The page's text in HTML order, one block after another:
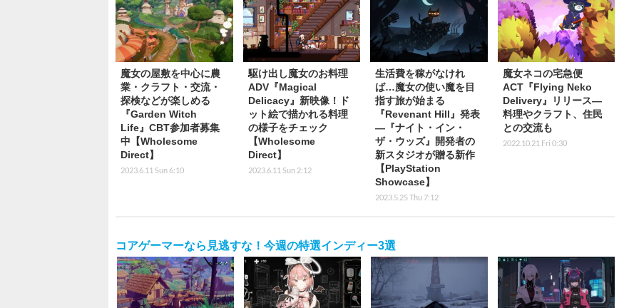
魔女の屋敷を中心に農
業・クラフト・交流・
探検などが楽しめる
『Garden Witch
Life』CBT参加者募集
中【Wholesome
Direct】
2023.6.11 Sun 6:10
駆け出し魔女のお料理
ADV『Magical
Delicacy』新映像！ド
ット絵で描かれる料理
の様子をチェック
【Wholesome
Direct】
2023.6.11 Sun 2:12
生活費を稼がなけれ
ば…魔女の使い魔を目
指す旅が始まる
『Revenant Hill』発表
―『ナイト・イン・
ザ・ウッズ』開発者の
新スタジオが贈る新作
【PlayStation
Showcase】
2023.5.25 Thu 7:12
魔女ネコの宅急便
ACT『Flying Neko
Delivery』リリース―
料理やクラフト、住民
との交流も
2022.10.21 Fri 0:30
コアゲーマーなら見逃すな！今週の特選インディー3選